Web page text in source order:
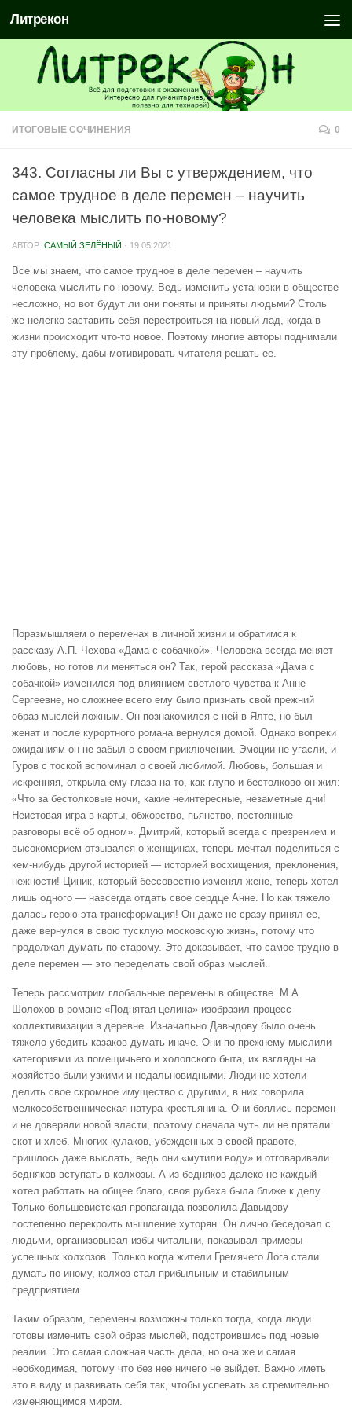
Литрекон
ИТОГОВЫЕ СОЧИНЕНИЯ 0
343. Согласны ли Вы с утверждением, что
самое трудное в деле перемен – научить
человека мыслить по-новому?
АВТОР: САМЫЙ ЗЕЛЁНЫЙ · 19.05.2021
Все мы знаем, что самое трудное в деле перемен – научить
человека мыслить по-новому. Ведь изменить установки в обществе
несложно, но вот будут ли они поняты и приняты людьми? Столь
же нелегко заставить себя перестроиться на новый лад, когда в
жизни происходит что-то новое. Поэтому многие авторы поднимали
эту проблему, дабы мотивировать читателя решать ее.
Поразмышляем о переменах в личной жизни и обратимся к
рассказу А.П. Чехова «Дама с собачкой». Человека всегда меняет
любовь, но готов ли меняться он? Так, герой рассказа «Дама с
собачкой» изменился под влиянием светлого чувства к Анне
Сергеевне, но сложнее всего ему было признать свой прежний
образ мыслей ложным. Он познакомился с ней в Ялте, но был
женат и после курортного романа вернулся домой. Однако вопреки
ожиданиям он не забыл о своем приключении. Эмоции не угасли, и
Гуров с тоской вспоминал о своей любимой. Любовь, большая и
искренняя, открыла ему глаза на то, как глупо и бестолково он жил:
«Что за бестолковые ночи, какие неинтересные, незаметные дни!
Неистовая игра в карты, обжорство, пьянство, постоянные
разговоры всё об одном». Дмитрий, который всегда с презрением и
высокомерием отзывался о женщинах, теперь мечтал поделиться с
кем-нибудь другой историей — историей восхищения, преклонения,
нежности! Циник, который бессовестно изменял жене, теперь хотел
лишь одного — навсегда отдать свое сердце Анне. Но как тяжело
далась герою эта трансформация! Он даже не сразу принял ее,
даже вернулся в свою тусклую московскую жизнь, потому что
продолжал думать по-старому. Это доказывает, что самое трудно в
деле перемен — это переделать свой образ мыслей.
Теперь рассмотрим глобальные перемены в обществе. М.А.
Шолохов в романе «Поднятая целина» изобразил процесс
коллективизации в деревне. Изначально Давыдову было очень
тяжело убедить казаков думать иначе. Они по-прежнему мыслили
категориями из помещичьего и холопского быта, их взгляды на
хозяйство были узкими и недальновидными. Люди не хотели
делить свое скромное имущество с другими, в них говорила
мелкособственническая натура крестьянина. Они боялись перемен
и не доверяли новой власти, поэтому сначала чуть ли не прятали
скот и хлеб. Многих кулаков, убежденных в своей правоте,
пришлось даже выслать, ведь они «мутили воду» и отговаривали
бедняков вступать в колхозы. А из бедняков далеко не каждый
хотел работать на общее благо, своя рубаха была ближе к делу.
Только большевистская пропаганда позволила Давыдову
постепенно перекроить мышление хуторян. Он лично беседовал с
людьми, организовывал избы-читальни, показывал примеры
успешных колхозов. Только когда жители Гремячего Лога стали
думать по-иному, колхоз стал прибыльным и стабильным
предприятием.
Таким образом, перемены возможны только тогда, когда люди
готовы изменить свой образ мыслей, подстроившись под новые
реалии. Это самая сложная часть дела, но она же и самая
необходимая, потому что без нее ничего не выйдет. Важно иметь
это в виду и развивать себя так, чтобы успевать за стремительно
изменяющимся миром.